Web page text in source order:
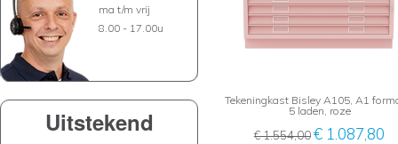
ma t/m vrij
8.00 - 17.00u
Uitstekend
Tekeningkast Bisley A105, A1
5 laden, roze
€ 1.554,00€ 1.087,80